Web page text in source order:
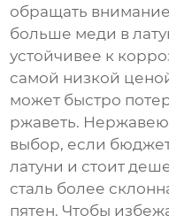
обращать
больше меди в
устойчивее к
самой низкой
может быстро
ржаветь.
выбор, если
латуни и стоит
сталь более
пятен. Чтобы